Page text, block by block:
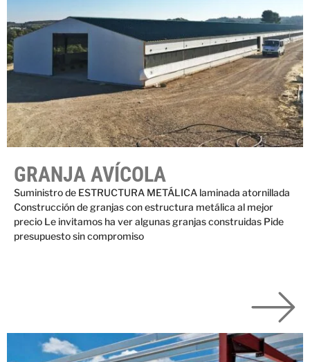
GRANJA AVÍCOLA
Suministro de ESTRUCTURA METÁLICA laminada atornillada
Construcción de granjas con estructura metálica al mejor
precio Le invitamos ha ver algunas granjas construidas Pide
presupuesto sin compromiso